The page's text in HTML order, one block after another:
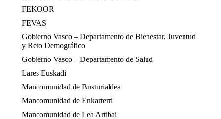
FEKOOR
FEVAS
Gobierno Vasco – Departamento de Bienestar, Juventud
y Reto Demográfico
Gobierno Vasco – Departamento de Salud
Lares Euskadi
Mancomunidad de Busturialdea
Mancomunidad de Enkarterri
Mancomunidad de Lea Artibai